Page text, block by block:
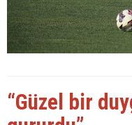
“Güzel bir